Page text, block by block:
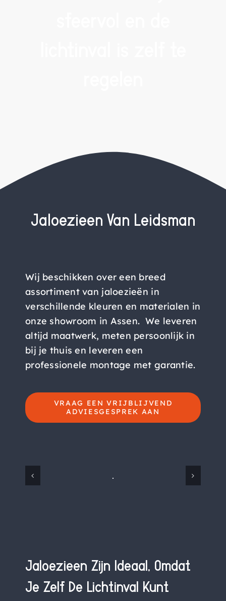
Jaloezieën Van Leidsman
Wij beschikken over een breed
assortiment van jaloezieën in
verschillende kleuren en materialen in
onze showroom in Assen. We leveren
altijd maatwerk, meten persoonlijk in
bij je thuis en leveren een
professionele montage met garantie.
VRAAG EEN VRIJBLIJVEND
ADVIESGESPREK AAN
Jaloezieën Zijn Ideaal, Omdat
Je Zelf De Lichtinval Kunt